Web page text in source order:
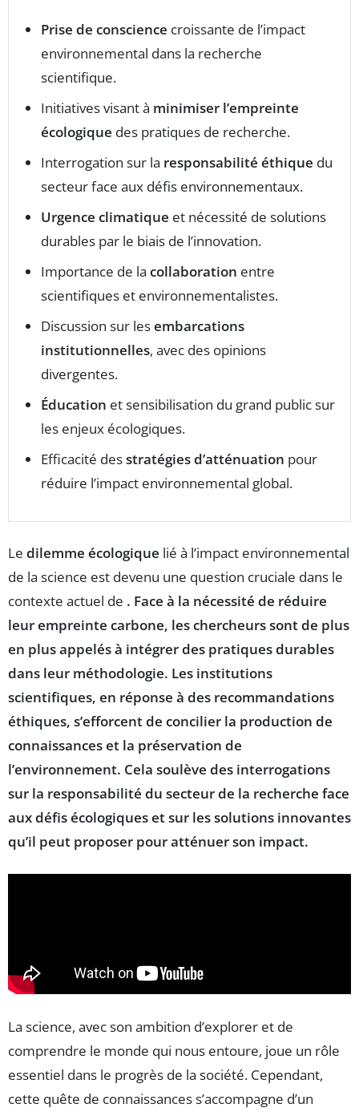
Prise de conscience croissante de l’impact
environnemental dans la recherche
scientifique.
Initiatives visant à minimiser l’empreinte
écologique des pratiques de recherche.
Interrogation sur la responsabilité éthique du
secteur face aux défis environnementaux.
Urgence climatique et nécessité de solutions
durables par le biais de l’innovation.
Importance de la collaboration entre
scientifiques et environnementalistes.
Discussion sur lesembarcations
institutionnelles, avec des opinions
divergentes.
Éducation et sensibilisation du grand public sur
les enjeux écologiques.
Efficacité desstratégies d’atténuation pour
réduire l’impact environnemental global.
Le dilemme écologique lié à l’impact environnemental
de la science est devenu une question cruciale dans le
contexte actuel de . Face à la nécessité de réduire
leurempreinte carbone, les chercheurs sont de plus
en plus appelés à intégrer des pratiques durables
dans leur méthodologie. Les institutions
scientifiques, en réponse à des recommandations
éthiques, s’efforcent de concilier la production de
connaissanceset la préservation de
l’environnement. Cela soulève des interrogations
sur la responsabilité du secteur de la recherche face
aux défis écologiques et sur les solutions innovantes
qu’il peut proposer pour atténuer son impact.
La science, avec son ambition d’explorer et de
comprendre le monde qui nous entoure, joue un rôle
essentiel dans le progrès de la société. Cependant,
cette quête de connaissances s’accompagne d’un